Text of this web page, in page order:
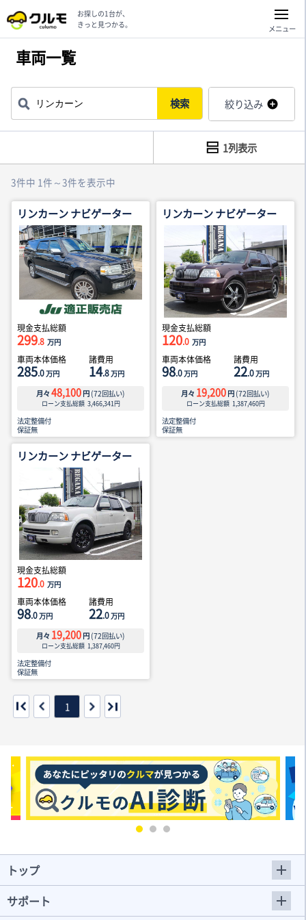
お探しの1台が、
きっと見つかる。
メニュー
車両一覧
検索 絞り込み
3件中 1件～3件を表示中
1列表示
リンカーン ナビゲーター
現金支払総額
299.8 万円
車両本体価格
285.0万円
諸費用
14.8万円
月々 48,100 円 (72回払い)
ローン支払総額 3,466,341円
法定整備付
保証無
リンカーン ナビゲーター
現金支払総額
120.0 万円
車両本体価格
98.0万円
諸費用
22.0万円
月々 19,200 円 (72回払い)
ローン支払総額 1,387,460円
法定整備付
保証無
リンカーン ナビゲーター
現金支払総額
120.0 万円
車両本体価格
98.0万円
諸費用
22.0万円
月々 19,200 円 (72回払い)
ローン支払総額 1,387,460円
法定整備付
保証無
1
トップ
サポート